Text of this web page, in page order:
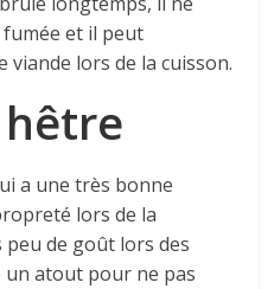
et il peut
lors de la cuisson.
a une très bonne
lors de la
de goût lors des
un atout pour ne pas